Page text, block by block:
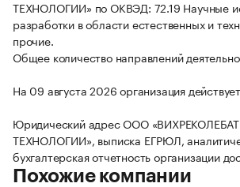
ТЕХНОЛОГИИ» по ОКВЭД: 72.19 Научные
разработки в области естественных и
прочие.
Общее количество направлений
На 09 августа 2026 организация
Юридический адрес ООО
ТЕХНОЛОГИИ», выписка ЕГРЮЛ,
бухгалтерская отчетность организации
Похожие компании